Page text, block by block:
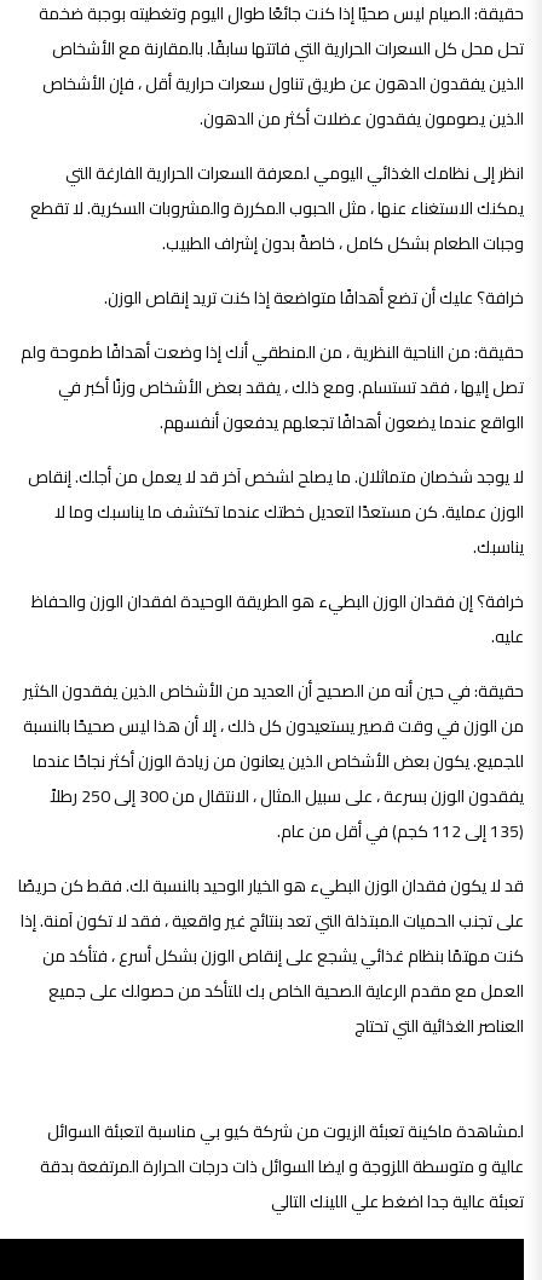
حقيقة: الصيام ليس صحيًا إذا كنت جائعًا طوال اليوم وتغطيته بوجبة ضخمة
تحل محل كل السعرات الحرارية التي فاتتها سابقًا. بالمقارنة مع الأشخاص
الذين يفقدون الدهون عن طريق تناول سعرات حرارية أقل ، فإن الأشخاص
الذين يصومون يفقدون عضلات أكثر من الدهون.
انظر إلى نظامك الغذائي اليومي لمعرفة السعرات الحرارية الفارغة التي
يمكنك الاستغناء عنها ، مثل الحبوب المكررة والمشروبات السكرية. لا تقطع
وجبات الطعام بشكل كامل ، خاصةً بدون إشراف الطبيب.
خرافة؟ عليك أن تضع أهدافًا متواضعة إذا كنت تريد إنقاص الوزن.
حقيقة: من الناحية النظرية ، من المنطقي أنك إذا وضعت أهدافًا طموحة ولم
تصل إليها ، فقد تستسلم. ومع ذلك ، يفقد بعض الأشخاص وزنًا أكبر في
الواقع عندما يضعون أهدافًا تجعلهم يدفعون أنفسهم.
لا يوجد شخصان متماثلان. ما يصلح لشخص آخر قد لا يعمل من أجلك. إنقاص
الوزن عملية. كن مستعدًا لتعديل خطتك عندما تكتشف ما يناسبك وما لا
يناسبك.
خرافة؟ إن فقدان الوزن البطيء هو الطريقة الوحيدة لفقدان الوزن والحفاظ
عليه.
حقيقة: في حين أنه من الصحيح أن العديد من الأشخاص الذين يفقدون الكثير
من الوزن في وقت قصير يستعيدون كل ذلك ، إلا أن هذا ليس صحيحًا بالنسبة
للجميع. يكون بعض الأشخاص الذين يعانون من زيادة الوزن أكثر نجاحًا عندما
يفقدون الوزن بسرعة ، على سبيل المثال ، الانتقال من 300 إلى 250 رطلاً
(135 إلى 112 كجم) في أقل من عام.
قد لا يكون فقدان الوزن البطيء هو الخيار الوحيد بالنسبة لك. فقط كن حريصًا
على تجنب الحميات المبتذلة التي تعد بنتائج غير واقعية ، فقد لا تكون آمنة. إذا
كنت مهتمًا بنظام غذائي يشجع على إنقاص الوزن بشكل أسرع ، فتأكد من
العمل مع مقدم الرعاية الصحية الخاص بك للتأكد من حصولك على جميع
العناصر الغذائية التي تحتاج
لمشاهدة ماكينة تعبئة الزيوت من شركة كيو بي مناسبة لتعبئة السوائل
عالية و متوسطة اللزوجة و ايضا السوائل ذات درجات الحرارة المرتفعة بدقة
تعبئة عالية جدا اضغط علي اللينك التالي